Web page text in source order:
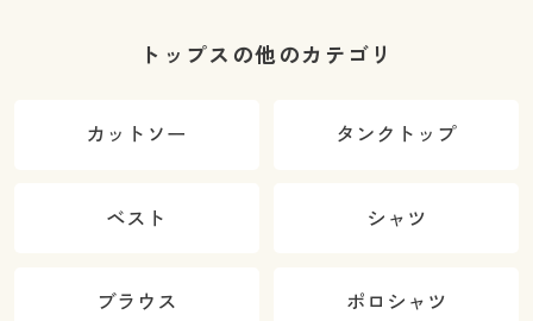
トップスの他のカテゴリ
カットソー タンクトップ
ベスト シャツ
ブラウス ポロシャツ